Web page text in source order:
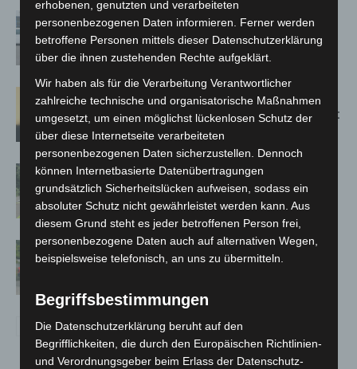
Niedersachsen: Feuerwehrkräfte
kehren nach Waldbrandeinsatz aus
Spanien zurück
Hannover: Erste Tigermücken-
Population in Niedersachsen entdeckt
Brand im „Haus der Begegnung“ in
Neuwarmbüchen schnell eingedämmt
Region Hannover: 21 neue
Notfallsanitäter starten beim Roten
erhobenen, genutzten und verarbeiteten
personenbezogenen Daten informieren. Ferner werden
betroffene Personen mittels dieser Datenschutzerklärung
über die ihnen zustehenden Rechte aufgeklärt.
Wir haben als für die Verarbeitung Verantwortlicher
zahlreiche technische und organisatorische Maßnahmen
umgesetzt, um einen möglichst lückenlosen Schutz der
über diese Internetseite verarbeiteten
personenbezogenen Daten sicherzustellen. Dennoch
können Internetbasierte Datenübertragungen
grundsätzlich Sicherheitslücken aufweisen, sodass ein
absoluter Schutz nicht gewährleistet werden kann. Aus
diesem Grund steht es jeder betroffenen Person frei,
personenbezogene Daten auch auf alternativen Wegen,
beispielsweise telefonisch, an uns zu übermitteln.
Begriffsbestimmungen
Die Datenschutzerklärung beruht auf den
Begrifflichkeiten, die durch den Europäischen Richtlinien-
und Verordnungsgeber beim Erlass der Datenschutz-